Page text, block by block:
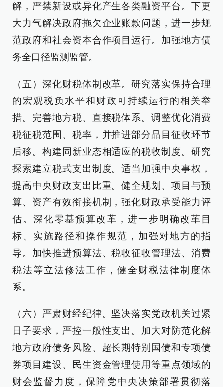
解，严禁新设或异化产生各类融资平台。下更
大力气解决政府拖欠企业账款问题，进一步规
范政府和社会资本合作项目运行。加强地方债
务全口径监测监管。
（五）深化财税体制改革。研究落实保持合理
的宏观税负水平和财政可持续运行的相关举
措。完善地方税、直接税体系。调整优化消费
税征税范围、税率，并推进部分品目征收环节
后移。构建同新业态相适应的税收制度。研究
探索建立税式支出制度。适当加强中央事权，
提高中央财政支出比重。健全规划、项目与预
算、资产有效衔接机制，强化财政承受能力评
估。深化零基预算改革，进一步明确改革目
标、实施路径和操作规范，加强对地方的指
导。加快推进预算法、税收征收管理法、消费
税法等立法修法工作，健全财税法律制度体
系。
（六）严肃财经纪律。坚决落实党政机关过紧
日子要求，严控一般性支出。加大对防范化解
地方政府债务风险、超长期特别国债和专项债
券项目建设、民生资金管理使用等重点领域的
财会监督力度，保障党中央决策部署贯彻落